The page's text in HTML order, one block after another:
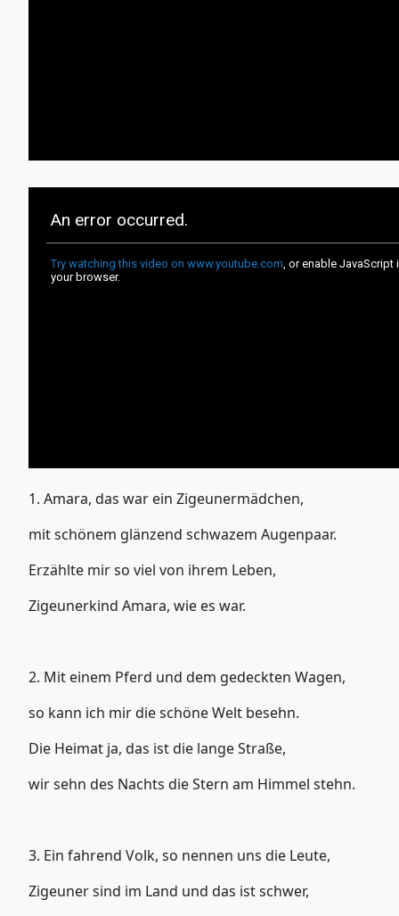
1. Amara, das war ein Zigeunermädchen,
mit schönem glänzend schwazem Augenpaar.
Erzählte mir so viel von ihrem Leben,
Zigeunerkind Amara, wie es war.
2. Mit einem Pferd und dem gedeckten Wagen,
so kann ich mir die schöne Welt besehn.
Die Heimat ja, das ist die lange Straße,
wir sehn des Nachts die Stern am Himmel stehn.
3. Ein fahrend Volk, so nennen uns die Leute,
Zigeuner sind im Land und das ist schwer,